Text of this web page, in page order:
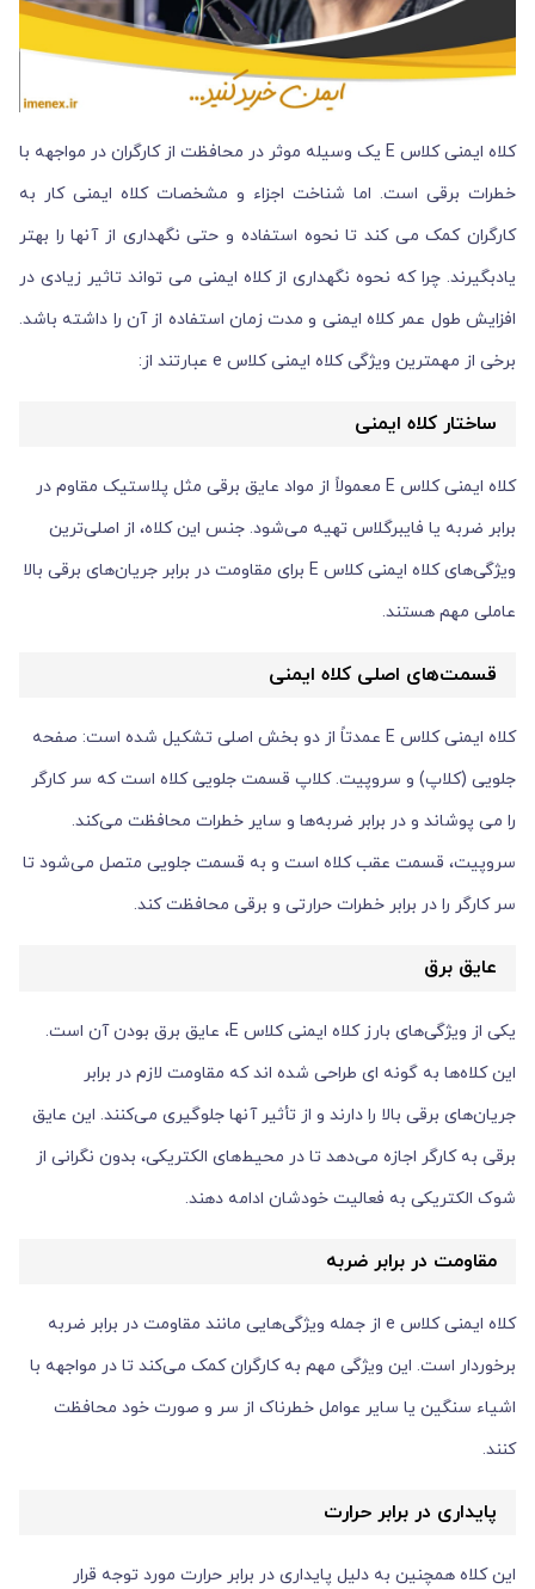
کلاه ایمنی کلاس E یک وسیله موثر در محافظت از کارگران در مواجهه با
خطرات برقی است. اما شناخت اجزاء و مشخصات کلاه ایمنی کار به
کارگران کمک می کند تا نحوه استفاده و حتی نگهداری از آنها را بهتر
یادبگیرند. چرا که نحوه نگهداری از کلاه ایمنی می تواند تاثیر زیادی در
افزایش طول عمر کلاه ایمنی و مدت زمان استفاده از آن را داشته باشد.
برخی از مهمترین ویژگی کلاه ایمنی کلاس e عبارتند از:
ساختار کلاه ایمنی
کلاه ایمنی کلاس E معمولاً از مواد عایق برقی مثل پلاستیک مقاوم در
برابر ضربه یا فایبرگلاس تهیه می‌شود. جنس این کلاه، از اصلی‌ترین
ویژگی‌های کلاه ایمنی کلاس E برای مقاومت در برابر جریان‌های برقی بالا
عاملی مهم هستند.
قسمت‌های اصلی کلاه ایمنی
کلاه ایمنی کلاس E عمدتاً از دو بخش اصلی تشکیل شده است: صفحه
جلویی (کلاپ) و سروپیت. کلاپ قسمت جلویی کلاه است که سر کارگر
را می پوشاند و در برابر ضربه‌ها و سایر خطرات محافظت می‌کند.
سروپیت، قسمت عقب کلاه است و به قسمت جلویی متصل می‌شود تا
سر کارگر را در برابر خطرات حرارتی و برقی محافظت کند.
عایق برق
یکی از ویژگی‌های بارز کلاه ایمنی کلاس E، عایق برق بودن آن است.
این کلاه‌ها به گونه ای طراحی شده اند که مقاومت لازم در برابر
جریان‌های برقی بالا را دارند و از تأثیر آنها جلوگیری می‌کنند. این عایق
برقی به کارگر اجازه می‌دهد تا در محیط‌های الکتریکی، بدون نگرانی از
شوک الکتریکی به فعالیت خودشان ادامه دهند.
مقاومت در برابر ضربه
کلاه ایمنی کلاس e از جمله ویژگی‌هایی مانند مقاومت در برابر ضربه
برخوردار است. این ویژگی مهم به کارگران کمک می‌کند تا در مواجهه با
اشیاء سنگین یا سایر عوامل خطرناک از سر و صورت خود محافظت
کنند.
پایداری در برابر حرارت
این کلاه همچنین به دلیل پایداری در برابر حرارت مورد توجه قرار